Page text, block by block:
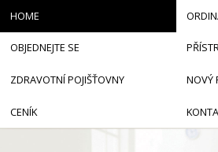
HOME
OBJEDNEJTE SE
ZDRAVOTNÍ POJIŠŤOVNY NOVÝ
CENÍK